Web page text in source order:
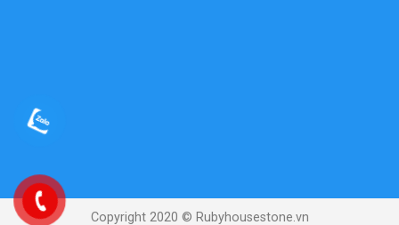
Copyright 2020 © Rubyhousestone.vn